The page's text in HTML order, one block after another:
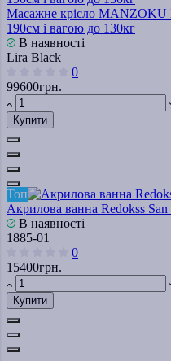
Масажне крісло MANZOKU
190см і вагою до 130кг
В наявності
Lira Black
0
99600грн.
Купити
Топ
Акрилова ванна Redokss
В наявності
1885-01
0
15400грн.
Купити